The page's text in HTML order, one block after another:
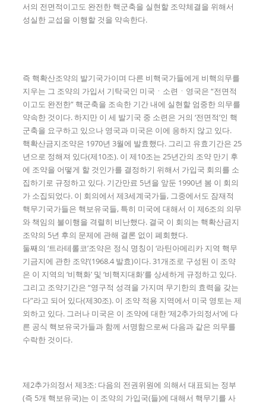
서의 전면적이고도 완전한 핵군축을 실현할 조약체결을 위해서
성실한 교섭을 이행할 것을 약속한다.
즉 핵확산조약의 발기국가이며 다른 비핵국가들에게 비핵의무를
지우는 그 조약의 가입서 기탁국인 미국ㆍ소련ㆍ영국은 “전면적
이고도 완전한” 핵군축을 조속한 기간 내에 실현할 엄중한 의무를
약속한 것이다. 하지만 이 세 발기국 중 소련은 거의 ‘전면적’인 핵
군축을 요구하고 있으나 영국과 미국은 이에 응하지 않고 있다.
핵확산금지조약은 1970년 3월에 발효했다. 그리고 유효기간은 25
년으로 정해져 있다(제10조). 이 제10조는 25년간의 조약 만기 후
에 조약을 어떻게 할 것인가를 결정하기 위해서 가입국 회의를 소
집하기로 규정하고 있다. 기간만료 5년을 앞둔 1990년 봄 이 회의
가 소집되었다. 이 회의에서 제3세계국가들, 그중에서도 잠재적
핵무기국가들은 핵보유국들, 특히 미국에 대해서 이 제6조의 의무
와 책임의 불이행을 격렬히 비난했다. 결국 이 회의는 핵확산금지
조약의 5년 후의 문제에 관해 결론 없이 폐회했다.
둘째의 ‘트라테롤코’조약은 정식 명칭이 ‘라틴아메리카 지역 핵무
기금지에 관한 조약’(1968.4 발효)이다. 31개조로 구성된 이 조약
은 이 지역의 ‘비핵화’ 및 ‘비핵지대화’를 상세하게 규정하고 있다.
그리고 조약기간은 “영구적 성격을 가지며 무기한의 효력을 갖는
다”라고 되어 있다(제30조). 이 조약 적용 지역에서 미국 영토는 제
외하고 있다. 그러나 미국은 이 조약에 대한 ‘제2추가의정서’에 다
른 공식 핵보유국가들과 함께 서명함으로써 다음과 같은 의무를
수락한 것이다.
제2추가의정서 제3조: 다음의 전권위원에 의해서 대표되는 정부
(즉 5개 핵보유국)는 이 조약의 가입국(들)에 대해서 핵무기를 사